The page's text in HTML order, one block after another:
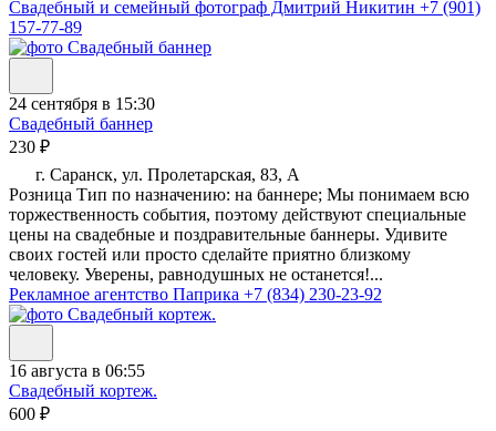
Свадебный и семейный фотограф Дмитрий Никитин +7 (901)
157-77-89
24 сентября в 15:30
Свадебный баннер
230 ₽
г. Саранск, ул. Пролетарская, 83, А
Розница Тип по назначению: на баннере; Мы понимаем всю
торжественность события, поэтому действуют специальные
цены на свадебные и поздравительные баннеры. Удивите
своих гостей или просто сделайте приятно близкому
человеку. Уверены, равнодушных не останется!...
Рекламное агентство Паприка +7 (834) 230-23-92
16 августа в 06:55
Свадебный кортеж.
600 ₽